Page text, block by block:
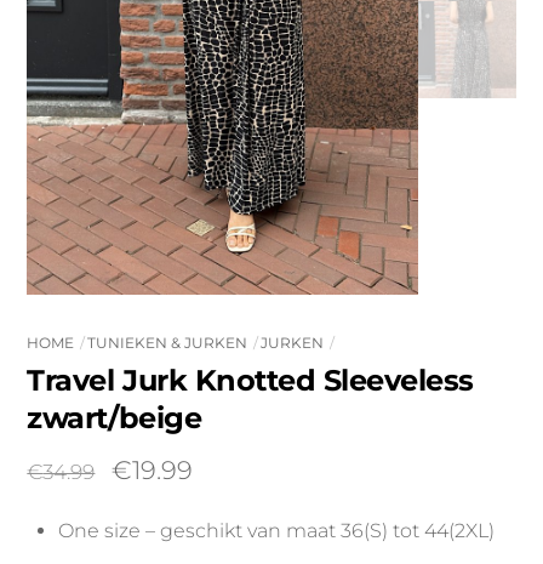
HOME TUNIEKEN & JURKEN JURKEN
Travel Jurk Knotted Sleeveless
zwart/beige
€34.99
Oorspronkelijke
was:
€19.99Huidige
is:
One size – geschikt van maat 36(S) tot 44(2XL)